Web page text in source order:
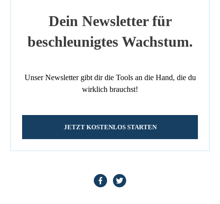
Dein Newsletter für
beschleunigtes Wachstum.
Unser Newsletter gibt dir die Tools an die Hand, die du
wirklich brauchst!
JETZT KOSTENLOS STARTEN